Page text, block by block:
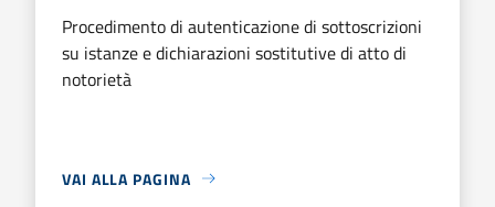
Procedimento di autenticazione di sottoscrizioni
su istanze e dichiarazioni sostitutive di atto di
notorietà
VAI ALLA PAGINA